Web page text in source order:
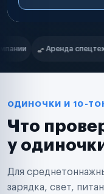
НамРемонт спецтехники
Маркетплейсы
Таксопарки
Автодилеры
Поставщики запчастей
Аренда спецтехники
Ремонт спецтехники
ОДИНОЧКИ И 10-
Что
у
Для
зарядка, свет,